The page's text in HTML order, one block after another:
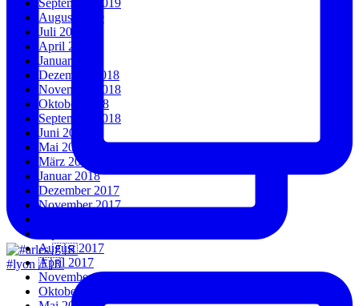
#lyon 🇫🇷
September 2019
August 2019
Juli 2019
April 2019
Januar 2019
Dezember 2018
November 2018
Oktober 2018
September 2018
Juni 2018
Mai 2018
März 2018
Januar 2018
Dezember 2017
November 2017
August 2017
April 2017
November 2016
Oktober 2016